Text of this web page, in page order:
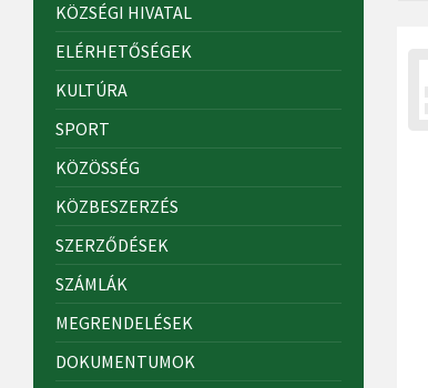
KÖZSÉGI HIVATAL
ELÉRHETŐSÉGEK
KULTÚRA
SPORT
KÖZÖSSÉG
KÖZBESZERZÉS
SZERZŐDÉSEK
SZÁMLÁK
MEGRENDELÉSEK
DOKUMENTUMOK